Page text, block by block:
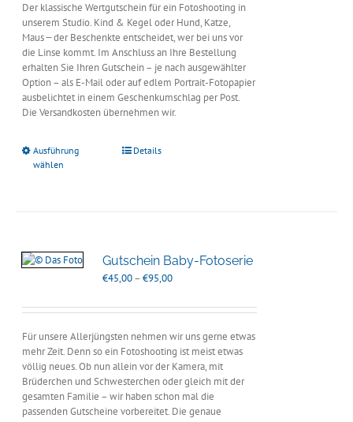
Der klassische Wertgutschein für ein Fotoshooting in
unserem Studio. Kind & Kegel oder Hund, Katze,
Maus ̶̶̶ der Beschenkte entscheidet, wer bei uns vor
die Linse kommt. Im Anschluss an Ihre Bestellung
erhalten Sie Ihren Gutschein – je nach ausgewählter
Option – als E-Mail oder auf edlem Portrait-Fotopapier
ausbelichtet in einem Geschenkumschlag per Post.
Die Versandkosten übernehmen wir.
Ausführung
wählen
Details
Gutschein Baby-Fotoserie
€45,00–€95,00Preisspanne:
bis
Für unsere Allerjüngsten nehmen wir uns gerne etwas
mehr Zeit. Denn so ein Fotoshooting ist meist etwas
völlig neues. Ob nun allein vor der Kamera, mit
Brüderchen und Schwesterchen oder gleich mit der
gesamten Familie – wir haben schon mal die
passenden Gutscheine vorbereitet. Die genaue